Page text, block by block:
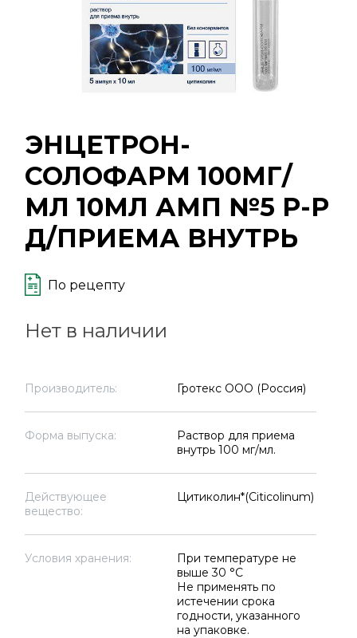
ЭНЦЕТРОН-
СОЛОФАРМ 100МГ/
МЛ 10МЛ АМП №5 Р-Р
Д/ПРИЕМА ВНУТРЬ
По рецепту
Нет в наличии
Производитель: Гротекс ООО (Россия)
Форма выпуска:
Раствор для приема
внутрь 100 мг/мл.
Действующее
вещество:
Цитиколин*(Citicolinum)
Условия хранения:
При температуре не
выше 30 °C
Не применять по
истечении срока
годности, указанного
на упаковке.